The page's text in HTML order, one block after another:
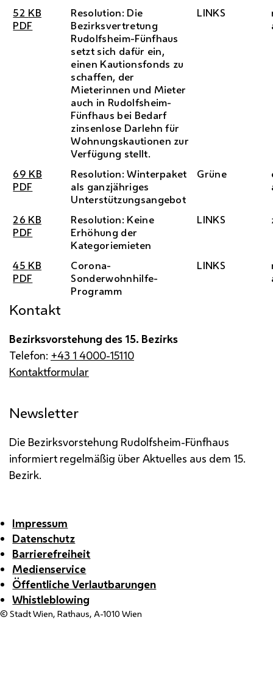
52 KB
PDF
Resolution: Die
Bezirksvertretung
Rudolfsheim-Fünfhaus
setzt sich dafür ein,
einen Kautionsfonds zu
schaffen, der
Mieterinnen und Mieter
auch in Rudolfsheim-
Fünfhaus bei Bedarf
zinsenlose Darlehn für
Wohnungskautionen zur
Verfügung stellt.
LINKS
69 KB
PDF
Resolution: Winterpaket
als ganzjähriges
Unterstützungsangebot
Grüne
26 KB
PDF
Resolution: Keine
Erhöhung der
Kategoriemieten
LINKS
45 KB
PDF
Corona-
Sonderwohnhilfe-
Programm
LINKS
Kontakt
Bezirksvorstehung des 15. Bezirks
Telefon: +43 1 4000-15110
Kontaktformular
Newsletter
Die Bezirksvorstehung Rudolfsheim-Fünfhaus
informiert regelmäßig über Aktuelles aus dem 15.
Bezirk.
Impressum
Datenschutz
Barrierefreiheit
Medienservice
Öffentliche Verlautbarungen
Whistleblowing
© Stadt Wien, Rathaus, A-1010 Wien